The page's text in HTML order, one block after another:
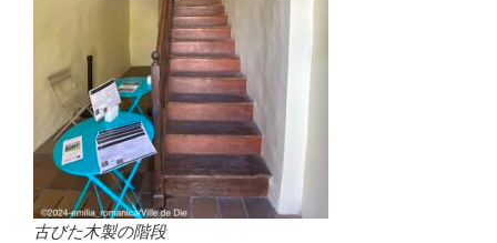
古びた木製の階段